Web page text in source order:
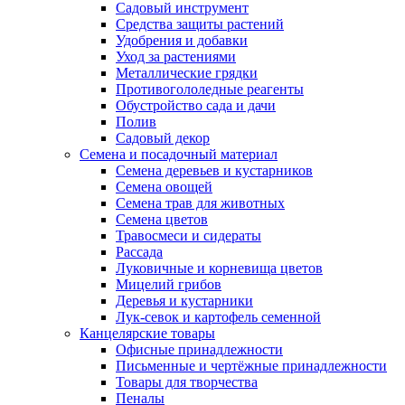
Садовый инструмент
Средства защиты растений
Удобрения и добавки
Уход за растениями
Металлические грядки
Противогололедные реагенты
Обустройство сада и дачи
Полив
Садовый декор
Семена и посадочный материал
Семена деревьев и кустарников
Семена овощей
Семена трав для животных
Семена цветов
Травосмеси и сидераты
Рассада
Луковичные и корневища цветов
Мицелий грибов
Деревья и кустарники
Лук-севок и картофель семенной
Канцелярские товары
Офисные принадлежности
Письменные и чертёжные принадлежности
Товары для творчества
Пеналы